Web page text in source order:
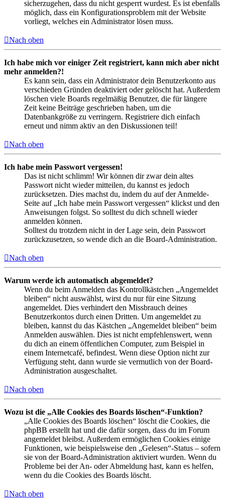
sicherzugehen, dass du nicht gesperrt wurdest. Es ist ebenfalls
möglich, dass ein Konfigurationsproblem mit der Website
vorliegt, welches ein Administrator lösen muss.
Nach oben
Ich habe mich vor einiger Zeit registriert, kann mich aber nicht
mehr anmelden?!
Es kann sein, dass ein Administrator dein Benutzerkonto aus
verschieden Gründen deaktiviert oder gelöscht hat. Außerdem
löschen viele Boards regelmäßig Benutzer, die für längere
Zeit keine Beiträge geschrieben haben, um die
Datenbankgröße zu verringern. Registriere dich einfach
erneut und nimm aktiv an den Diskussionen teil!
Nach oben
Ich habe mein Passwort vergessen!
Das ist nicht schlimm! Wir können dir zwar dein altes
Passwort nicht wieder mitteilen, du kannst es jedoch
zurücksetzen. Dies machst du, indem du auf der Anmelde-
Seite auf „Ich habe mein Passwort vergessen“ klickst und den
Anweisungen folgst. So solltest du dich schnell wieder
anmelden können.
Solltest du trotzdem nicht in der Lage sein, dein Passwort
zurückzusetzen, so wende dich an die Board-Administration.
Nach oben
Warum werde ich automatisch abgemeldet?
Wenn du beim Anmelden das Kontrollkästchen „Angemeldet
bleiben“ nicht auswählst, wirst du nur für eine Sitzung
angemeldet. Dies verhindert den Missbrauch deines
Benutzerkontos durch einen Dritten. Um angemeldet zu
bleiben, kannst du das Kästchen „Angemeldet bleiben“ beim
Anmelden auswählen. Dies ist nicht empfehlenswert, wenn
du dich an einem öffentlichen Computer, zum Beispiel in
einem Internetcafé, befindest. Wenn diese Option nicht zur
Verfügung steht, dann wurde sie vermutlich von der Board-
Administration ausgeschaltet.
Nach oben
Wozu ist die „Alle Cookies des Boards löschen“-Funktion?
„Alle Cookies des Boards löschen“ löscht die Cookies, die
phpBB erstellt hat und die dafür sorgen, dass du im Forum
angemeldet bleibst. Außerdem ermöglichen Cookies einige
Funktionen, wie beispielsweise den „Gelesen“-Status – sofern
sie von der Board-Administration aktiviert wurden. Wenn du
Probleme bei der An- oder Abmeldung hast, kann es helfen,
wenn du die Cookies des Boards löscht.
Nach oben